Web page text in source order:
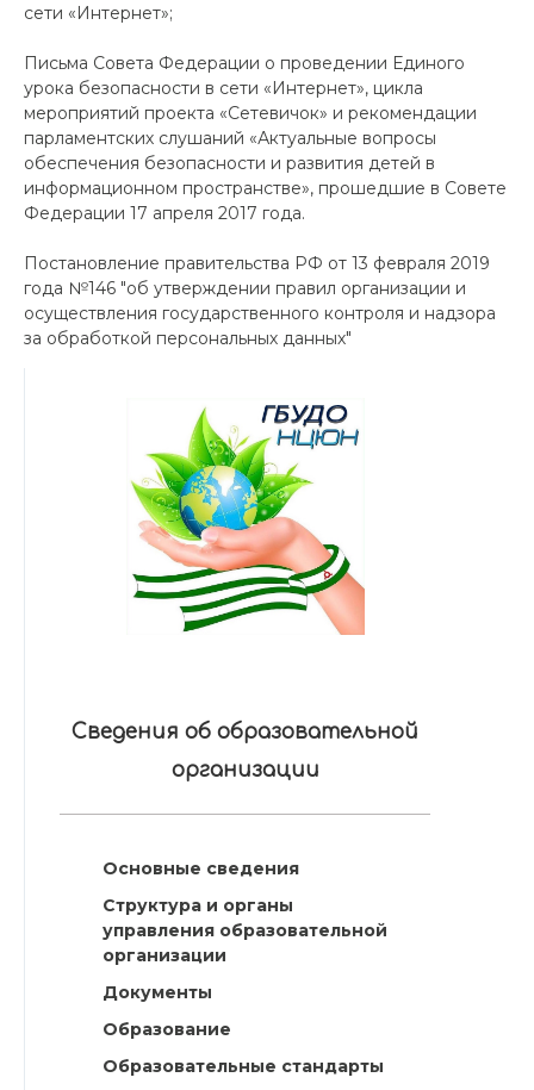
сети «Интернет»;
Письма Совета Федерации о проведении Единого
урока безопасности в сети «Интернет», цикла
мероприятий проекта «Сетевичок» и рекомендации
парламентских слушаний «Актуальные вопросы
обеспечения безопасности и развития детей в
информационном пространстве», прошедшие в Совете
Федерации 17 апреля 2017 года.
Постановление правительства РФ от 13 февраля 2019
года №146 "об утверждении правил организации и
осуществления государственного контроля и надзора
за обработкой персональных данных"
Сведения об образовательной
организации
Основные сведения
Структура и органы
управления образовательной
организации
Документы
Образование
Образовательные стандарты